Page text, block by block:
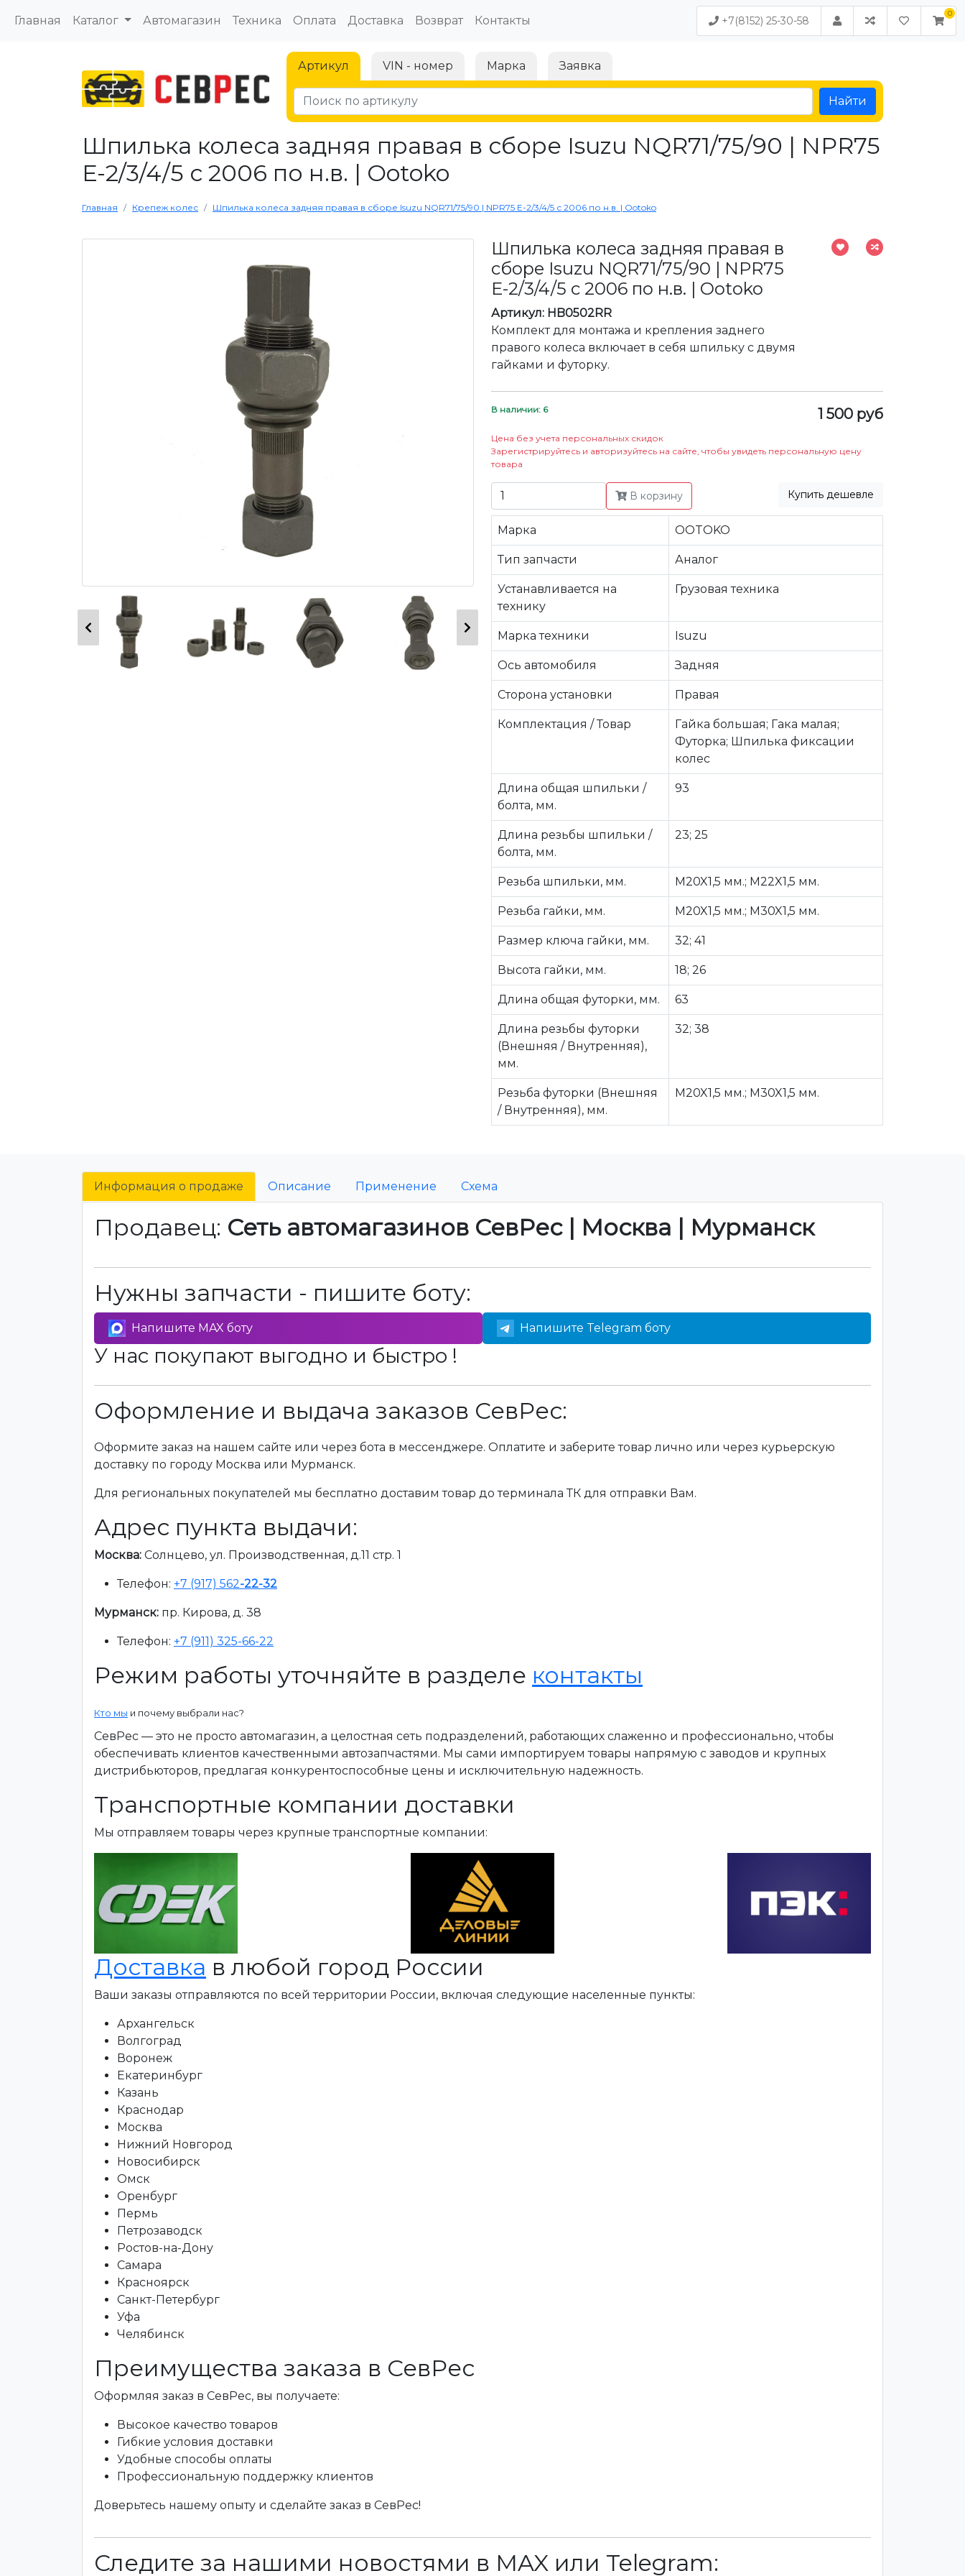
Главная Каталог Автомагазин Техника Оплата Доставка Возврат Контакты +7(8152) 25-30-58
Артикул VIN - номер Марка Заявка
Найти
Шпилька колеса задняя правая в сборе Isuzu NQR71/75/90 | NPR75
Е-2/3/4/5 с 2006 по н.в. | Ootoko
Главная Крепеж колес Шпилька колеса задняя правая в сборе Isuzu NQR71/75/90 | NPR75 Е-2/3/4/5 с 2006 по н.в. | Ootoko
Шпилька колеса задняя правая в
сборе Isuzu NQR71/75/90 | NPR75
Е-2/3/4/5 с 2006 по н.в. | Ootoko
Артикул: HB0502RR
Комплект для монтажа и крепления заднего
правого колеса включает в себя шпильку с двумя
гайками и футорку.
В наличии: 6 1 500 руб
Цена без учета персональных скидок
Зарегистрируйтесь и авторизуйтесь на сайте, чтобы увидеть персональную цену
товара
В корзину Купить дешевле
Марка OOTOKO
Тип запчасти Аналог
Устанавливается на
технику
Грузовая техника
Марка техники Isuzu
Ось автомобиля Задняя
Сторона установки Правая
Комплектация / Товар
Гайка большая; Гака малая;
Футорка; Шпилька фиксации
колес
Длина общая шпильки /
болта, мм.
93
Длина резьбы шпильки /
болта, мм.
23; 25
Резьба шпильки, мм. M20X1,5 мм.; M22X1,5 мм.
Резьба гайки, мм. M20X1,5 мм.; M30X1,5 мм.
Размер ключа гайки, мм. 32; 41
Высота гайки, мм. 18; 26
Длина общая футорки, мм. 63
Длина резьбы футорки
(Внешняя / Внутренняя),
мм.
32; 38
Резьба футорки (Внешняя
/ Внутренняя), мм.
M20X1,5 мм.; M30X1,5 мм.
Информация о продаже Описание Применение Схема
Продавец: Сеть автомагазинов СевРес | Москва | Мурманск
Нужны запчасти - пишите боту:
Напишите MAX боту Напишите Telegram боту
У нас покупают выгодно и быстро !
Оформление и выдача заказов СевРес:
Оформите заказ на нашем сайте или через бота в мессенджере. Оплатите и заберите товар лично или через курьерскую
доставку по городу Москва или Мурманск.
Для региональных покупателей мы бесплатно доставим товар до терминала ТК для отправки Вам.
Адрес пункта выдачи:
Москва: Солнцево, ул. Производственная, д.11 стр. 1
Телефон: +7 (917) 562-22-32
Мурманск: пр. Кирова, д. 38
Телефон: +7 (911) 325-66-22
Режим работы уточняйте в разделе контакты
Кто мы и почему выбрали нас?
СевРес — это не просто автомагазин, а целостная сеть подразделений, работающих слаженно и профессионально, чтобы
обеспечивать клиентов качественными автозапчастями. Мы сами импортируем товары напрямую с заводов и крупных
дистрибьюторов, предлагая конкурентоспособные цены и исключительную надежность.
Транспортные компании доставки
Мы отправляем товары через крупные транспортные компании:
Доставка в любой город России
Ваши заказы отправляются по всей территории России, включая следующие населенные пункты:
Архангельск
Волгоград
Воронеж
Екатеринбург
Казань
Краснодар
Москва
Нижний Новгород
Новосибирск
Омск
Оренбург
Пермь
Петрозаводск
Ростов-на-Дону
Самара
Красноярск
Санкт-Петербург
Уфа
Челябинск
Преимущества заказа в СевРес
Оформляя заказ в СевРес, вы получаете:
Высокое качество товаров
Гибкие условия доставки
Удобные способы оплаты
Профессиональную поддержку клиентов
Доверьтесь нашему опыту и сделайте заказ в СевРес!
Следите за нашими новостями в MAX или Telegram: